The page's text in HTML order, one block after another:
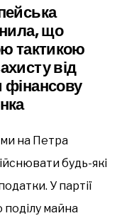
що
тактикою
від
на Петра
будь-які
У партії
майна